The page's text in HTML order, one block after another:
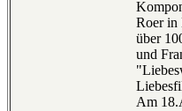
Roer in
über
und
Am